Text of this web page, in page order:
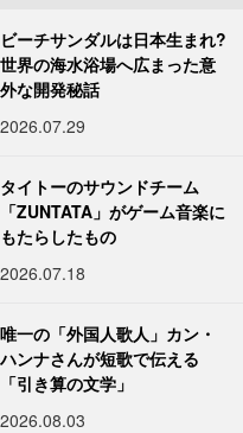
ビーチサンダルは日本生まれ?
世界の海水浴場へ広まった意
外な開発秘話
2026.07.29
タイトーのサウンドチーム
「ZUNTATA」がゲーム音楽に
もたらしたもの
2026.07.18
唯一の「外国人歌人」カン・
ハンナさんが短歌で伝える
「引き算の文学」
2026.08.03